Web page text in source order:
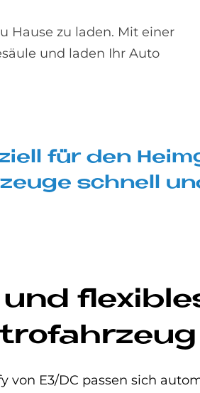
Hause zu laden. Mit einer
und laden Ihr Auto
für den
schnell
von E3/DC passen sich